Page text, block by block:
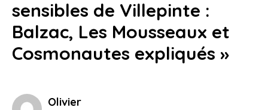
sensibles de Villepinte :
Balzac, Les Mousseaux et
Cosmonautes expliqués »
Olivier